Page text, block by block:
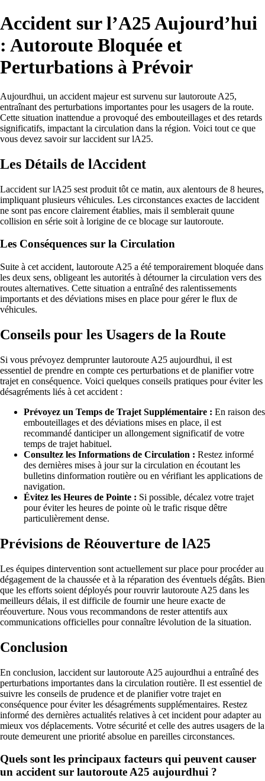
Accident sur l’A25 Aujourd’hui
: Autoroute Bloquée et
Perturbations à Prévoir
Aujourdhui, un accident majeur est survenu sur lautoroute A25,
entraînant des perturbations importantes pour les usagers de la route.
Cette situation inattendue a provoqué des embouteillages et des retards
significatifs, impactant la circulation dans la région. Voici tout ce que
vous devez savoir sur laccident sur lA25.
Les Détails de lAccident
Laccident sur lA25 sest produit tôt ce matin, aux alentours de 8 heures,
impliquant plusieurs véhicules. Les circonstances exactes de laccident
ne sont pas encore clairement établies, mais il semblerait quune
collision en série soit à lorigine de ce blocage sur lautoroute.
Les Conséquences sur la Circulation
Suite à cet accident, lautoroute A25 a été temporairement bloquée dans
les deux sens, obligeant les autorités à détourner la circulation vers des
routes alternatives. Cette situation a entraîné des ralentissements
importants et des déviations mises en place pour gérer le flux de
véhicules.
Conseils pour les Usagers de la Route
Si vous prévoyez demprunter lautoroute A25 aujourdhui, il est
essentiel de prendre en compte ces perturbations et de planifier votre
trajet en conséquence. Voici quelques conseils pratiques pour éviter les
désagréments liés à cet accident :
Prévoyez un Temps de Trajet Supplémentaire : En raison des
embouteillages et des déviations mises en place, il est
recommandé danticiper un allongement significatif de votre
temps de trajet habituel.
Consultez les Informations de Circulation : Restez informé
des dernières mises à jour sur la circulation en écoutant les
bulletins dinformation routière ou en vérifiant les applications de
navigation.
Évitez les Heures de Pointe : Si possible, décalez votre trajet
pour éviter les heures de pointe où le trafic risque dêtre
particulièrement dense.
Prévisions de Réouverture de lA25
Les équipes dintervention sont actuellement sur place pour procéder au
dégagement de la chaussée et à la réparation des éventuels dégâts. Bien
que les efforts soient déployés pour rouvrir lautoroute A25 dans les
meilleurs délais, il est difficile de fournir une heure exacte de
réouverture. Nous vous recommandons de rester attentifs aux
communications officielles pour connaître lévolution de la situation.
Conclusion
En conclusion, laccident sur lautoroute A25 aujourdhui a entraîné des
perturbations importantes dans la circulation routière. Il est essentiel de
suivre les conseils de prudence et de planifier votre trajet en
conséquence pour éviter les désagréments supplémentaires. Restez
informé des dernières actualités relatives à cet incident pour adapter au
mieux vos déplacements. Votre sécurité et celle des autres usagers de la
route demeurent une priorité absolue en pareilles circonstances.
Quels sont les principaux facteurs qui peuvent causer
un accident sur lautoroute A25 aujourdhui ?